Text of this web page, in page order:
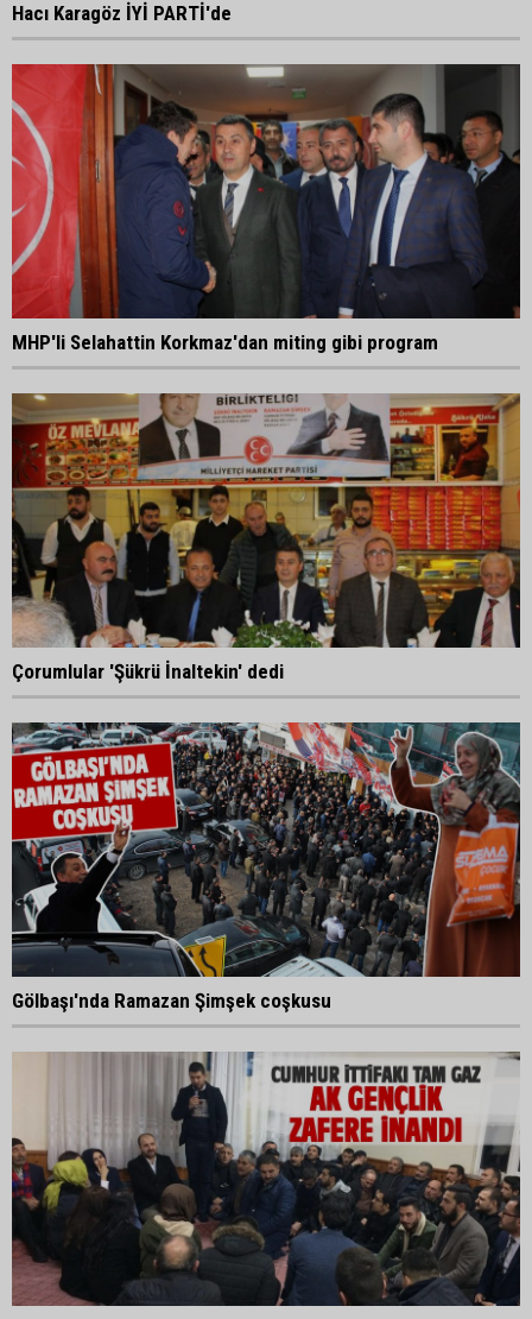
Hacı Karagöz İYİ PARTİ'de
MHP'li Selahattin Korkmaz'dan miting gibi program
Çorumlular 'Şükrü İnaltekin' dedi
Gölbaşı'nda Ramazan Şimşek coşkusu